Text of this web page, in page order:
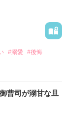
#溺愛 #後悔
曹司が溺甘な旦